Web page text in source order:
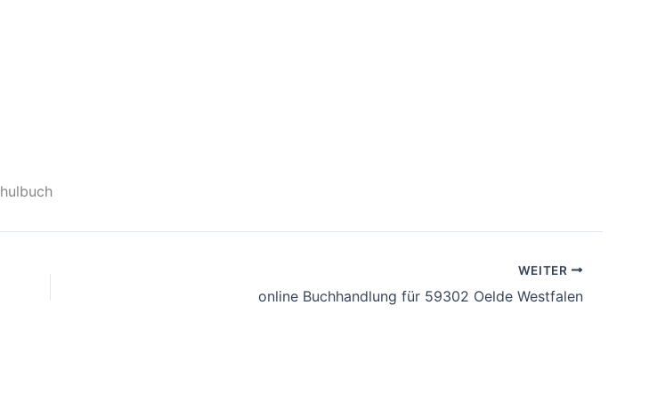
WEITER
online Buchhandlung für 59302 Oelde Westfalen